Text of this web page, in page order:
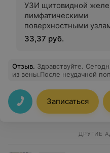
УЗИ щитовидной
лимфатическими
поверхностными
33,37 руб.
Отзыв. Здравствуйте.
из вены.После неудачной
Ирина(к сожалению не
подход к нашему плачущему
спокойно и быстро взяла
проделанную работу,
Записаться
ДРУГИЕ